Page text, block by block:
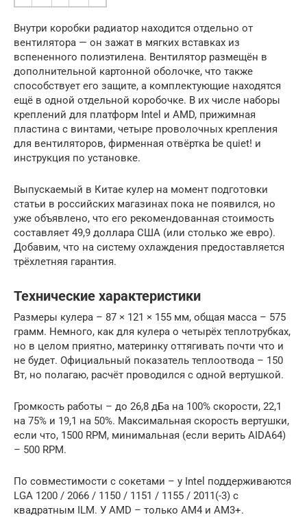
Внутри коробки радиатор находится отдельно от
вентилятора — он зажат в мягких вставках из
вспененного полиэтилена. Вентилятор размещён в
дополнительной картонной оболочке, что также
способствует его защите, а комплектующие находятся
ещё в одной отдельной коробочке. В их числе наборы
креплений для платформ Intel и AMD, прижимная
пластина с винтами, четыре проволочных крепления
для вентиляторов, фирменная отвёртка be quiet! и
инструкция по установке.
Выпускаемый в Китае кулер на момент подготовки
статьи в российских магазинах пока не появился, но
уже объявлено, что его рекомендованная стоимость
составляет 49,9 доллара США (или столько же евро).
Добавим, что на систему охлаждения предоставляется
трёхлетняя гарантия.
Технические характеристики
Размеры кулера – 87 × 121 × 155 мм, общая масса – 575
грамм. Немного, как для кулера о четырёх теплотрубках,
но в целом приятно, материнку оттягивать почти что и
не будет. Официальный показатель теплоотвода – 150
Вт, но полагаю, расчёт проводился с одной вертушкой.
Громкость работы – до 26,8 дБа на 100% скорости, 22,1
на 75% и 19,1 на 50%. Максимальная скорость вертушки,
если что, 1500 RPM, минимальная (если верить AIDA64)
– 500 RPM.
По совместимости с сокетами – у Intel поддерживаются
LGA 1200 / 2066 / 1150 / 1151 / 1155 / 2011(-3) с
квадратным ILM. У AMD – только AM4 и AM3+.